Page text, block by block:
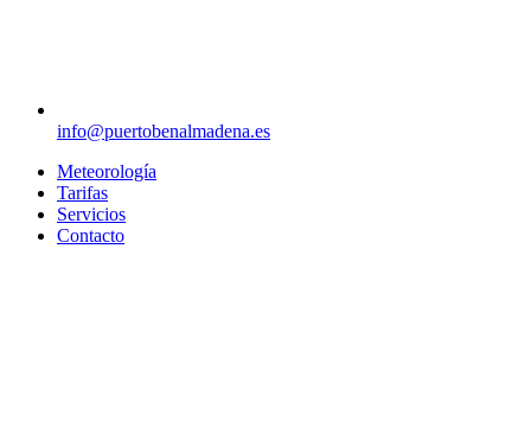
info@puertobenalmadena.es
Meteorología
Tarifas
Servicios
Contacto